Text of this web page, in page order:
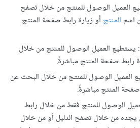
العميل الوصول للمنتج من خلال تصفح
اسم المنتج أو زيارة رابط صفحة المنتج
: يستطيع العميل الوصول للمنتج من خلال
رابط صفحة المنتج مباشرةً.
العميل الوصول للمنتج من خلال البحث عن
المنتج مباشرةً.
الوصول للمنتج فقط من خلال رابط
يجده من خلال تصفح الدليل أو من خلال